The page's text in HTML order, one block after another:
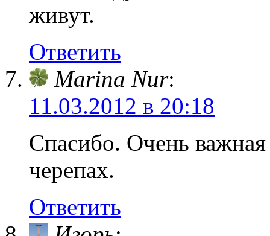
живут.
Ответить
Marina Nur:
11.03.2012 в 20:18
Спасибо. Очень важная
черепах.
Ответить